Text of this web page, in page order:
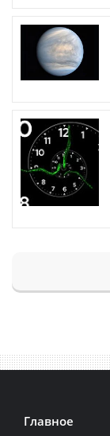
Главное